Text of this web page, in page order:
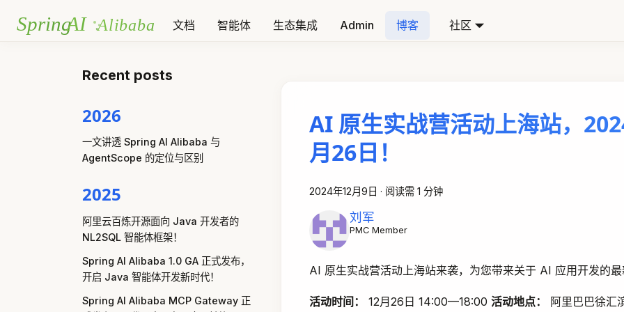
文档 智能体 生态集成 Admin 博客 社区
Recent posts
2026
一文讲透 Spring AI Alibaba 与
AgentScope 的定位与区别
2025
阿里云百炼开源面向 Java 开发者的
NL2SQL 智能体框架！
Spring AI Alibaba 1.0 GA 正式发布，
开启 Java 智能体开发新时代！
Spring AI Alibaba MCP Gateway 正
AI 原生实战营活动上海站，
月26日！
2024年12月9日 · 阅读需 1 分钟
刘军
PMC Member
AI 原生实战营活动上海站来袭，为您带来关于 AI 应用开发的
活动时间： 12月26日 14:00—18:00 活动地点：
阿里巴巴徐汇